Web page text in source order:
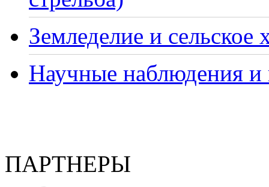
Земледелие и сельское
Научные наблюдения и
ПАРТНЕРЫ